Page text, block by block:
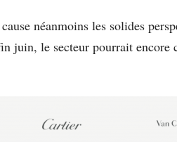
néanmoins les solides
juin, le secteur pourrait encore